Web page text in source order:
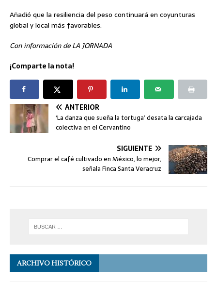
Añadió que la resiliencia del peso continuará en coyunturas
global y local más favorables.
Con información de LA JORNADA
¡Comparte la nota!
ANTERIOR
‘La danza que sueña la tortuga’ desata la carcajada
colectiva en el Cervantino
SIGUIENTE
Comprar el café cultivado en México, lo mejor,
señala Finca Santa Veracruz
ARCHIVO HISTÓRICO